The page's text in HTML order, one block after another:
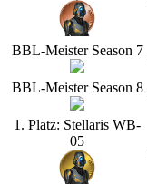
BBL-Meister Season 7
BBL-Meister Season 8
1. Platz: Stellaris WB-
05